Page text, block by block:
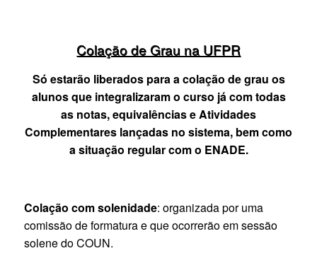
Colação de Grau na UFPR
Só estarão liberados para a colação de grau os
alunos que integralizaram o curso já com todas
as notas, equivalências e Atividades
Complementares lançadas no sistema, bem como
a situação regular com o ENADE.
Colação com solenidade: organizada por uma
comissão de formatura e que ocorrerão em sessão
solene do COUN.